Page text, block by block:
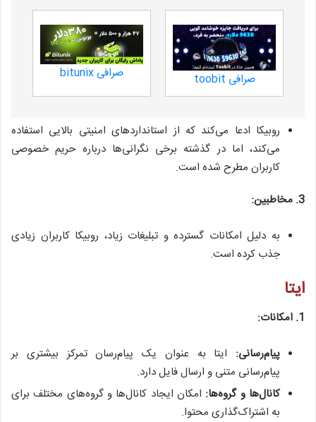
صرافی toobit صرافی bitunix
روبیکا ادعا می‌کند که از استانداردهای امنیتی بالایی استفاده
می‌کند، اما در گذشته برخی نگرانی‌ها درباره حریم خصوصی
کاربران مطرح شده است.
3. مخاطبین:
به دلیل امکانات گسترده و تبلیغات زیاد، روبیکا کاربران زیادی
جذب کرده است.
ایتا
1. امکانات:
پیام‌رسانی: ایتا به عنوان یک پیام‌رسان تمرکز بیشتری بر
پیام‌رسانی متنی و ارسال فایل دارد.
کانال‌ها و گروه‌ها: امکان ایجاد کانال‌ها و گروه‌های مختلف برای
به اشتراک‌گذاری محتوا.